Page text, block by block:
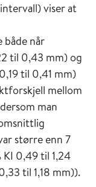
viser at
når
til 0,43 mm) og
til 0,41 mm)
mellom
man
større enn 7
0,49 til 1,24
til 1,18 mm)).